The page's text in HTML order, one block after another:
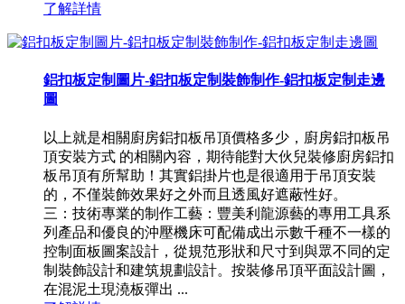
了解詳情
鋁扣板定制圖片-鋁扣板定制裝飾制作-鋁扣板定制走邊
圖
以上就是相關廚房鋁扣板吊頂價格多少，廚房鋁扣板吊
頂安裝方式 的相關內容，期待能對大伙兒裝修廚房鋁扣
板吊頂有所幫助！其實鋁掛片也是很適用于吊頂安裝
的，不僅裝飾效果好之外而且透風好遮蔽性好。
三：技術專業的制作工藝：豐美利龍源藝的專用工具系
列產品和優良的沖壓機床可配備成出示數千種不一樣的
控制面板圖案設計，從規范形狀和尺寸到與眾不同的定
制裝飾設計和建筑規劃設計。按裝修吊頂平面設計圖，
在混泥土現澆板彈出 ...